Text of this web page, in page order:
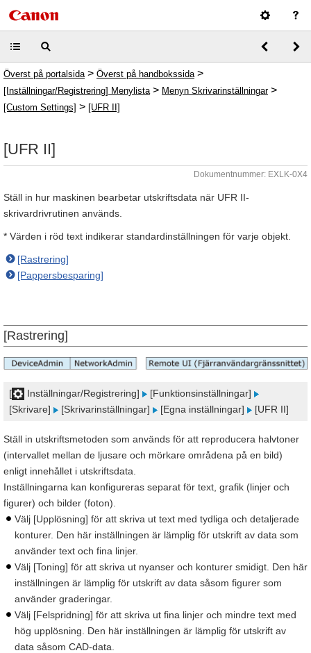
Överst på portalsida > Överst på handbokssida >
[Inställningar/Registrering] Menylista > Menyn Skrivarinställningar>
[Custom Settings] > [UFR II]
[UFR II]
Dokumentnummer: EXLK-0X4
Ställ in hur maskinen bearbetar utskriftsdata när UFR II-
skrivardrivrutinen används.
* Värden i röd text indikerar standardinställningen för varje objekt.
[Rastrering]
[Pappersbesparing]
[Rastrering]
[ Inställningar/Registrering]
[Funktionsinställningar]
[Skrivare]
[Skrivarinställningar] [Egna inställningar] [UFR II]
Ställ in utskriftsmetoden som används för att reproducera halvtoner
(intervallet mellan de ljusare och mörkare områdena på en bild)
enligt innehållet i utskriftsdata.
Inställningarna kan konfigureras separat för text, grafik (linjer och
figurer) och bilder (foton).
Välj [Upplösning] för att skriva ut text med tydliga och detaljerade
konturer. Den här inställningen är lämplig för utskrift av data som
använder text och fina linjer.
Välj [Toning] för att skriva ut nyanser och konturer smidigt. Den här
inställningen är lämplig för utskrift av data såsom figurer som
använder graderingar.
Välj [Felspridning] för att skriva ut fina linjer och mindre text med
hög upplösning. Den här inställningen är lämplig för utskrift av
data såsom CAD-data.